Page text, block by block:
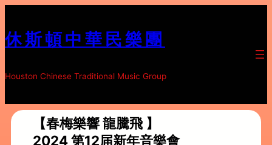
至
内
容
休斯頓中華民樂團
Houston Chinese Traditional Music Group
【春梅樂響 龍騰飛 】
2024 第12届新年音樂會